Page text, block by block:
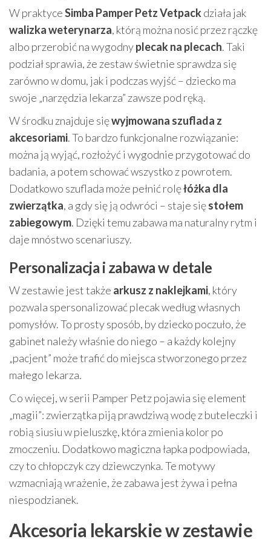
W praktyceSimba Pamper Petz Vetpackdziała jak
walizka weterynarza, którą można nosić przez rączkę
albo przerobić na wygodnyplecak na plecach. Taki
podział sprawia, że zestaw świetnie sprawdza się
zarówno w domu, jak i podczas wyjść – dziecko ma
swoje „narzędzia lekarza” zawsze pod ręką.
W środku znajduje sięwyjmowana szuflada z
akcesoriami. To bardzo funkcjonalne rozwiązanie:
można ją wyjąć, rozłożyć i wygodnie przygotować do
badania, a potem schować wszystko z powrotem.
Dodatkowo szuflada może pełnić rolęłóżka dla
zwierzątka, a gdy się ją odwróci – staje sięstołem
zabiegowym. Dzięki temu zabawa ma naturalny rytm i
daje mnóstwo scenariuszy.
Personalizacja i zabawa w detale
W zestawie jest także arkusz z naklejkami, który
pozwala spersonalizować plecak według własnych
pomysłów. To prosty sposób, by dziecko poczuło, że
gabinet należy właśnie do niego – a każdy kolejny
„pacjent” może trafić do miejsca stworzonego przez
małego lekarza.
Co więcej, w serii Pamper Petz pojawia się element
„magii”: zwierzątka piją prawdziwą wodę z buteleczki i
robią siusiu w pieluszkę, która zmienia kolor po
zmoczeniu. Dodatkowo magiczna łapka podpowiada,
czy to chłopczyk czy dziewczynka. Te motywy
wzmacniają wrażenie, że zabawa jest żywa i pełna
niespodzianek.
Akcesoria lekarskie w zestawie